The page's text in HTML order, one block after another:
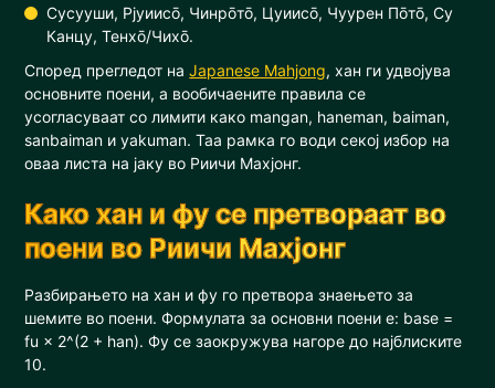
Сусууши, Рјуиисō, Чинрōтō, Цуиисō, Чуурен Пōтō, Су
Канцу, Тенхō/Чихō.
Според прегледот наJapanese Mahjong, хан ги удвојува
основните поени, а вообичаените правила се
усогласуваат со лимити како mangan, haneman, baiman,
sanbaiman и yakuman. Таа рамка го води секој избор на
оваа листа на јаку во Риичи Махјонг.
Како хан и фу се претвораат во
поени во Риичи Махјонг
Разбирањето на хан и фу го претвора знаењето за
шемите во поени. Формулата за основни поени е: base =
fu × 2^(2 + han). Фу се заокружува нагоре до најблиските
10.